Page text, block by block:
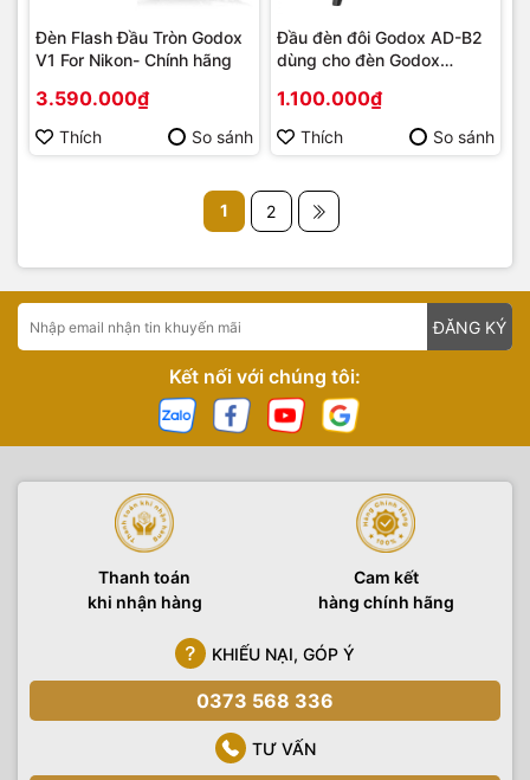
Đèn Flash Đầu Tròn Godox
V1 For Nikon- Chính hãng
3.590.000₫
Thích So sánh
Đầu đèn đôi Godox AD-B2
dùng cho đèn Godox
1.100.000₫
Thích So sánh
1 2
ĐĂNG KÝ
Kết nối với chúng tôi:
Thanh toán
khi nhận hàng
Cam kết
hàng chính hãng
KHIẾU NẠI, GÓP Ý
0373 568 336
TƯ VẤN